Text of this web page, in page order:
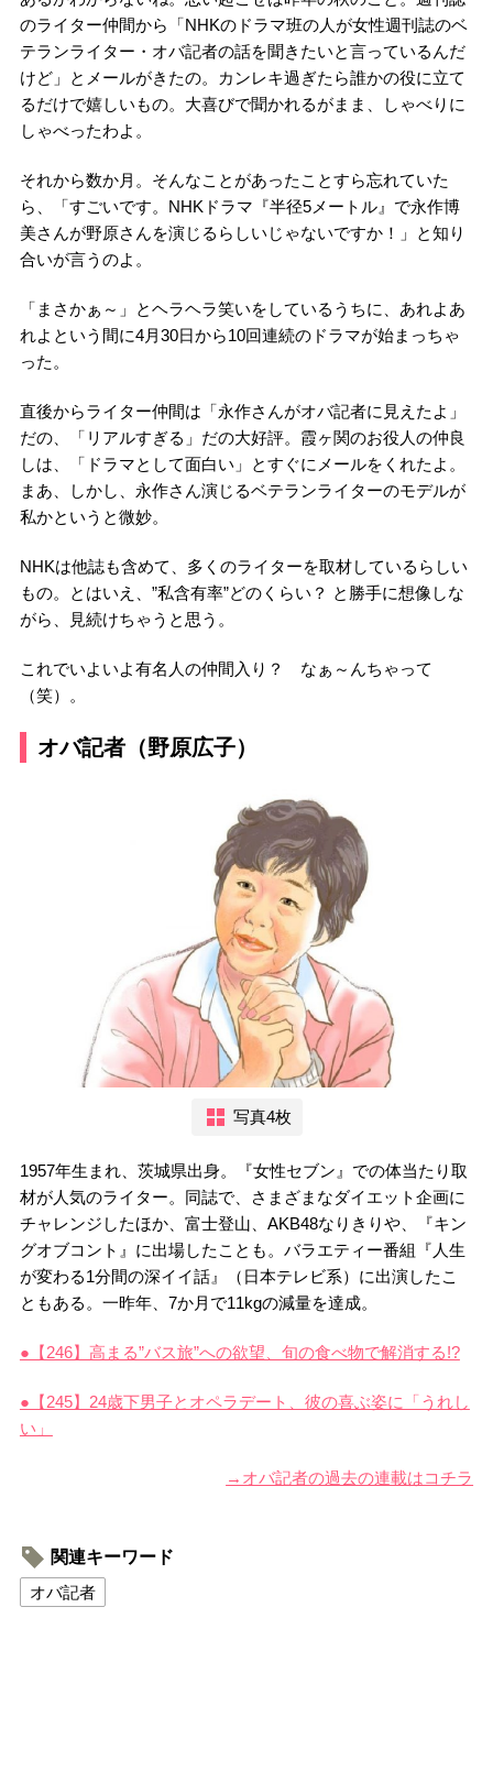
のライター仲間から「NHKのドラマ班の人が女性週刊誌のベ
テランライター・オバ記者の話を聞きたいと言っているんだ
けど」とメールがきたの。カンレキ過ぎたら誰かの役に立て
るだけで嬉しいもの。大喜びで聞かれるがまま、しゃべりに
しゃべったわよ。
それから数か月。そんなことがあったことすら忘れていた
ら、「すごいです。NHKドラマ『半径5メートル』で永作博
美さんが野原さんを演じるらしいじゃないですか！」と知り
合いが言うのよ。
「まさかぁ～」とヘラヘラ笑いをしているうちに、あれよあ
れよという間に4月30日から10回連続のドラマが始まっちゃ
った。
直後からライター仲間は「永作さんがオバ記者に見えたよ」
だの、「リアルすぎる」だの大好評。霞ヶ関のお役人の仲良
しは、「ドラマとして面白い」とすぐにメールをくれたよ。
まあ、しかし、永作さん演じるベテランライターのモデルが
私かというと微妙。
NHKは他誌も含めて、多くのライターを取材しているらしい
もの。とはいえ、”私含有率”どのくらい？ と勝手に想像しな
がら、見続けちゃうと思う。
これでいよいよ有名人の仲間入り？ なぁ～んちゃって
（笑）。
オバ記者（野原広子）
写真4枚
1957年生まれ、茨城県出身。『女性セブン』での体当たり取
材が人気のライター。同誌で、さまざまなダイエット企画に
チャレンジしたほか、富士登山、AKB48なりきりや、『キン
グオブコント』に出場したことも。バラエティー番組『人生
が変わる1分間の深イイ話』（日本テレビ系）に出演したこ
ともある。一昨年、7か月で11kgの減量を達成。
●【246】高まる”バス旅”への欲望、旬の食べ物で解消する!?
●【245】24歳下男子とオペラデート、彼の喜ぶ姿に「うれし
い」
→オバ記者の過去の連載はコチラ
関連キーワード
オバ記者